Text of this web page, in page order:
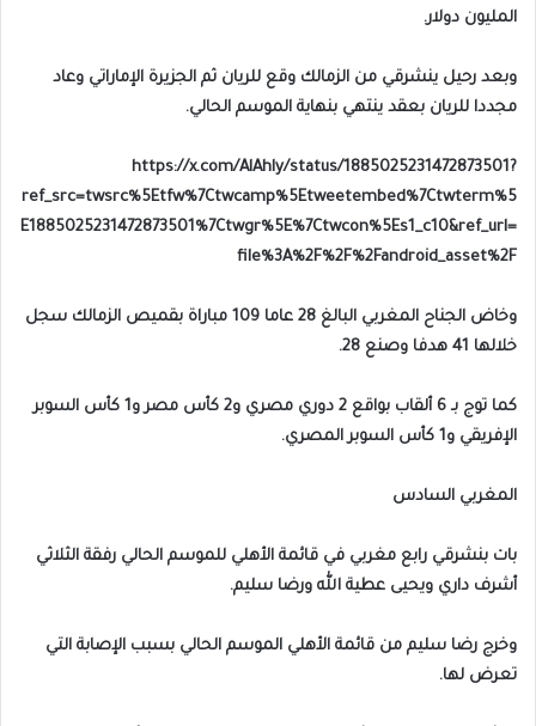
المليون دولار.
وبعد رحيل ينشرقي من الزمالك وقع للريان ثم الجزيرة الإماراتي وعاد
مجددا للريان بعقد ينتهي بنهاية الموسم الحالي.
https://x.com/AlAhly/status/1885025231472873501?
ref_src=twsrc%5Etfw%7Ctwcamp%5Etweetembed%7Ctwterm%5
E1885025231472873501%7Ctwgr%5E%7Ctwcon%5Es1_c10&ref_url=
file%3A%2F%2F%2Fandroid_asset%2F
وخاض الجناح المغربي البالغ 28 عاما 109 مباراة بقميص الزمالك سجل
خلالها 41 هدفا وصنع 28.
كما توج بـ 6 ألقاب بواقع 2 دوري مصري و2 كأس مصر و1 كأس السوبر
الإفريقي و1 كأس السوبر المصري.
المغربي السادس
بات بنشرقي رابع مغربي في قائمة الأهلي للموسم الحالي رفقة الثلاثي
أشرف داري ويحيى عطية الله ورضا سليم.
وخرج رضا سليم من قائمة الأهلي الموسم الحالي بسبب الإصابة التي
تعرض لها.